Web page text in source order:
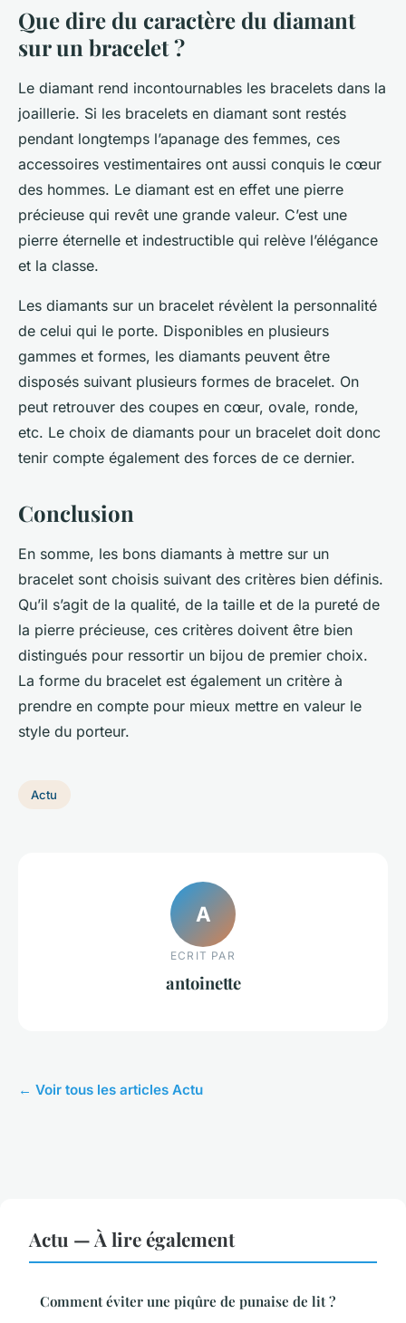
Que dire du caractère du diamant
sur un bracelet ?
Le diamant rend incontournables les bracelets dans la
joaillerie. Si les bracelets en diamant sont restés
pendant longtemps l’apanage des femmes, ces
accessoires vestimentaires ont aussi conquis le cœur
des hommes. Le diamant est en effet une pierre
précieuse qui revêt une grande valeur. C’est une
pierre éternelle et indestructible qui relève l’élégance
et la classe.
Les diamants sur un bracelet révèlent la personnalité
de celui qui le porte. Disponibles en plusieurs
gammes et formes, les diamants peuvent être
disposés suivant plusieurs formes de bracelet. On
peut retrouver des coupes en cœur, ovale, ronde,
etc. Le choix de diamants pour un bracelet doit donc
tenir compte également des forces de ce dernier.
Conclusion
En somme, les bons diamants à mettre sur un
bracelet sont choisis suivant des critères bien définis.
Qu’il s’agit de la qualité, de la taille et de la pureté de
la pierre précieuse, ces critères doivent être bien
distingués pour ressortir un bijou de premier choix.
La forme du bracelet est également un critère à
prendre en compte pour mieux mettre en valeur le
style du porteur.
Actu
A
ECRIT PAR
antoinette
← Voir tous les articles Actu
Actu — À lire également
Comment éviter une piqûre de punaise de lit ?